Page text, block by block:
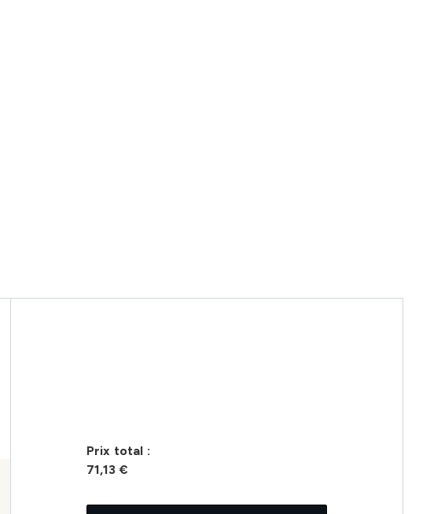
Prix ​​total :
71,13 €